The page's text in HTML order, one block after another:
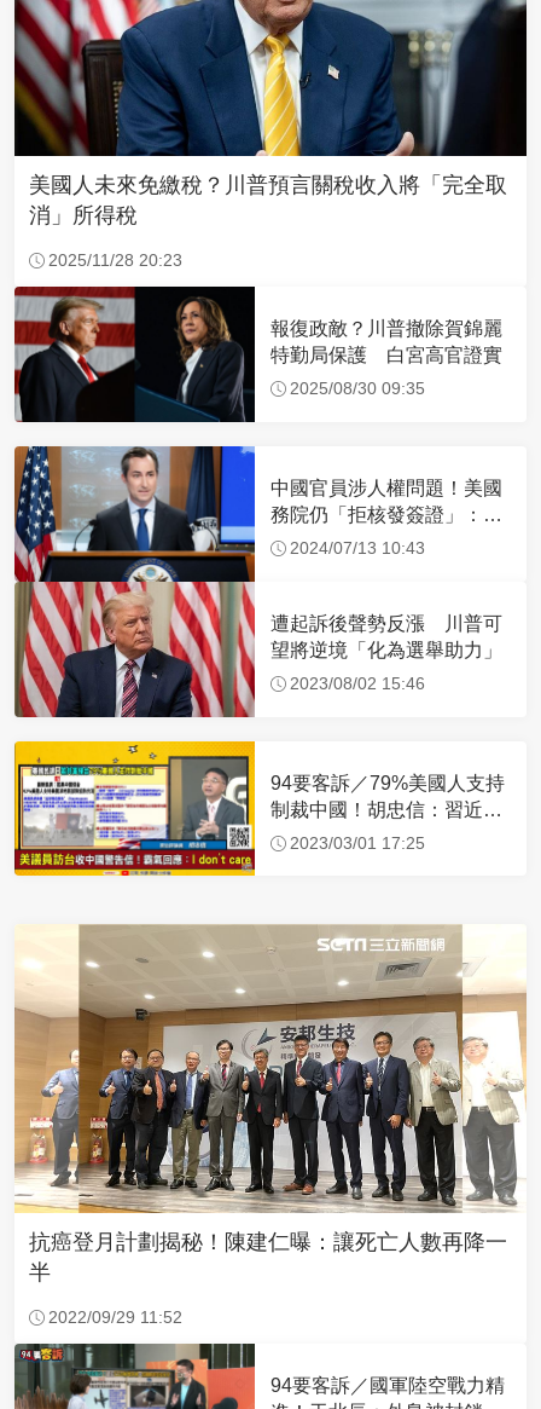
美國人未來免繳稅？川普預言關稅收入將「完全取
消」所得稅
2025/11/28 20:23
報復政敵？川普撤除賀錦麗
特勤局保護 白宮高官證實
2025/08/30 09:35
中國官員涉人權問題！美國
務院仍「拒核發簽證」：追
究責任
2024/07/13 10:43
遭起訴後聲勢反漲 川普可
望將逆境「化為選舉助力」
2023/08/02 15:46
94要客訴／79%美國人支持
制裁中國！胡忠信：習近平
沒信心成功侵台
2023/03/01 17:25
抗癌登月計劃揭秘！陳建仁曝：讓死亡人數再降一
半
2022/09/29 11:52
94要客訴／國軍陸空戰力精